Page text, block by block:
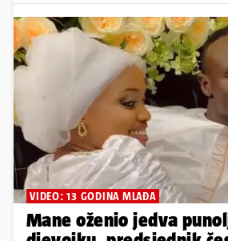
VIDEO: 13 GODINA MLAĐA
Mane oženio jedva